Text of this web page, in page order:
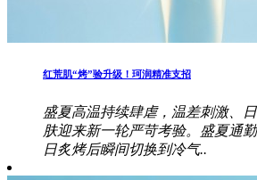
红荒肌“烤”验升级！珂润精准支招
盛夏高温持续肆虐，温差刺激、
肤迎来新一轮严苛考验。盛夏通
日炙烤后瞬间切换到冷气..